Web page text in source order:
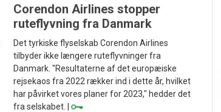
Corendon Airlines stopper
ruteflyvning fra Danmark
Det tyrkiske flyselskab Corendon Airlines
tilbyder ikke længere ruteflyvninger fra
Danmark. "Resultaterne af det europæiske
rejsekaos fra 2022 rækker ind i dette år, hvilket
har påvirket vores planer for 2023," hedder det
fra selskabet. |